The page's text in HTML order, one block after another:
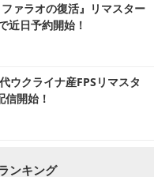
ァラオの復活』リマスター
近日予約開始！
ウクライナ産FPSリマスタ
開始！
ンキング